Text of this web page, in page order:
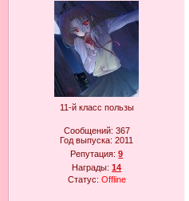
11-й класс пользы
Сообщений: 367
Год выпуска:2011
Репутация:9
Награды:14
Статус: Offline